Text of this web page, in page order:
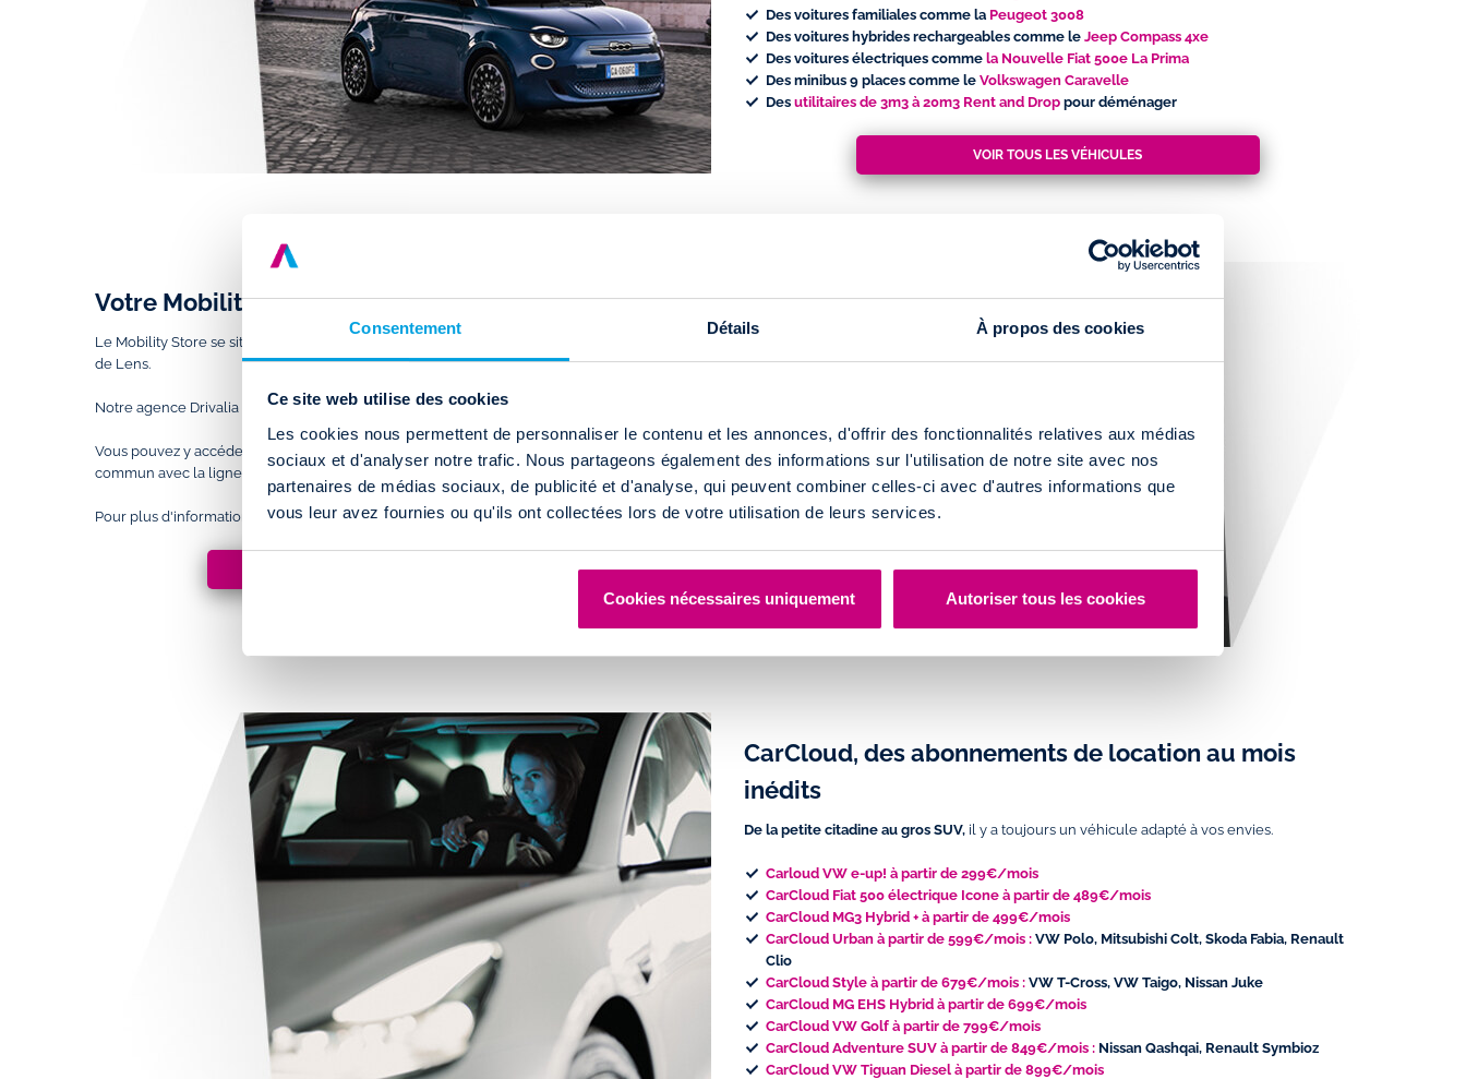
Consentement Détails À propos des cookies
Ce site web utilise des cookies
Les cookies nous permettent de personnaliser le contenu et les annonces, d'offrir des fonctionnalités relatives aux médias
sociaux et d'analyser notre trafic. Nous partageons également des informations sur l'utilisation de notre site avec nos
partenaires de médias sociaux, de publicité et d'analyse, qui peuvent combiner celles-ci avec d'autres informations que
vous leur avez fournies ou qu'ils ont collectées lors de votre utilisation de leurs services.
Cookies nécessaires uniquement Autoriser tous les cookies
Des voitures familiales comme la Peugeot 3008
Des voitures hybrides rechargeables comme le Jeep Compass 4xe
Des voitures électriques comme la Nouvelle Fiat 500e La Prima
Des minibus 9 places comme le Volkswagen Caravelle
Des utilitaires de 3m3 à 20m3 Rent and Drop pour déménager
VOIR TOUS LES VÉHICULES
Votre Mobility Store de Lens
Le Mobility Store se situe au
de Lens.
Notre agence Drivalia vous accueille du lundi au samedi de 9h30 à 17h
Vous pouvez y accéder en voiture via l'autoroute A21 ou en empruntant les transports en
commun avec la ligne de bus 15 (arrêt Courrières Centre Commercial).
Pour plus d'informations, consultez la page :
CarCloud, des abonnements de location au mois
inédits
De la petite citadine au gros SUV, il y a toujours un véhicule adapté à vos envies.
Carloud VW e-up! à partir de 299€/mois
CarCloud Fiat 500 électrique Icone à partir de 489€/mois
CarCloud MG3 Hybrid + à partir de 499€/mois
CarCloud Urban à partir de 599€/mois : VW Polo, Mitsubishi Colt, Skoda Fabia, Renault
Clio
CarCloud Style à partir de 679€/mois : VW T-Cross, VW Taigo, Nissan Juke
CarCloud MG EHS Hybrid à partir de 699€/mois
CarCloud VW Golf à partir de 799€/mois
CarCloud Adventure SUV à partir de 849€/mois : Nissan Qashqai, Renault Symbioz
CarCloud VW Tiguan Diesel à partir de 899€/mois